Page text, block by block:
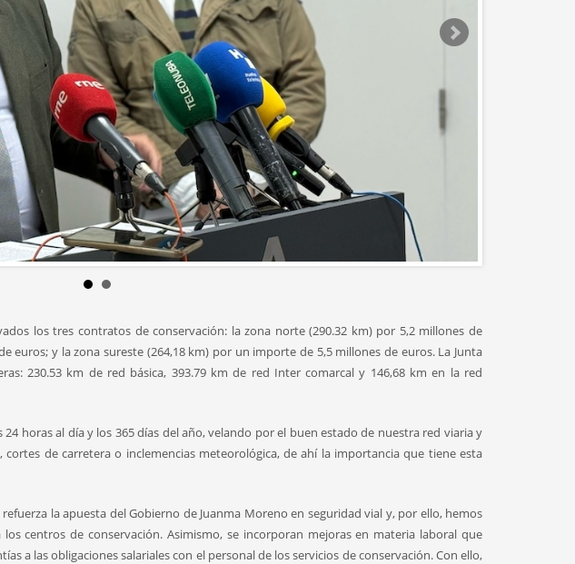
los tres contratos de conservación: la zona norte (290.32 km) por 5,2 millones de
euros; y la zona sureste (264,18 km) por un importe de 5,5 millones de euros. La Junta
230.53 km de red básica, 393.79 km de red Inter comarcal y 146,68 km en la red
horas al día y los 365 días del año, velando por el buen estado de nuestra red viaria y
de carretera o inclemencias meteorológica, de ahí la importancia que tiene esta
la apuesta del Gobierno de Juanma Moreno en seguridad vial y, por ello, hemos
centros de conservación. Asimismo, se incorporan mejoras en materia laboral que
a las obligaciones salariales con el personal de los servicios de conservación. Con ello,